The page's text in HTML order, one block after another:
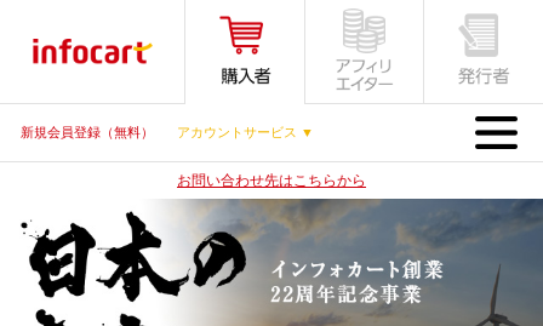
新規会員登録（無料） アカウントサービス ▼ MENU
お問い合わせ先はこちらから